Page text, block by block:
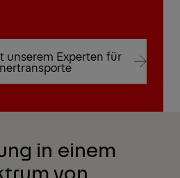
unserem Experten für
in einem
von